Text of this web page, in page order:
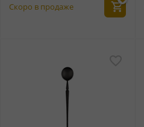
Скоро в продаже